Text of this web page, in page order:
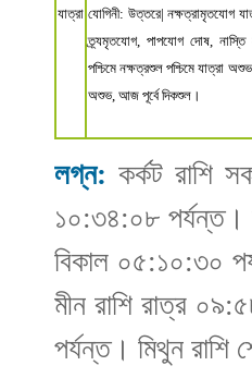
যাত্রা যোগিনী: উত্তরে| নক্ষত্রামৃতযোগ
ত্র্যমৃতযোগ, পাপযোগ দোষ, নাস্তি
পশ্চিমে নক্ষত্রশুল পশ্চিমে যাত্রা
অশুভ, আজ পূর্বে দিকশুল।
লগ্ন:কর্কট রাশি
১০:৩৪:০৮ পর্যন্ত।
বিকাল ০৫:১০:৩০
মীন রাশি রাত্র
পর্যন্ত। মিথুন